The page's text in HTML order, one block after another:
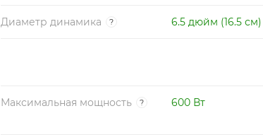
Диаметр динамика ? 6.5 дюйм (16.5 см)
Максимальная мощность ? 600 Вт